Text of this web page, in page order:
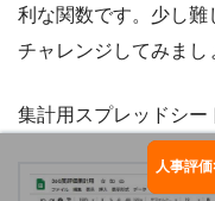
利な関数です。少し難
チャレンジしてみまし
集計用スプレッドシー
お役
人事評